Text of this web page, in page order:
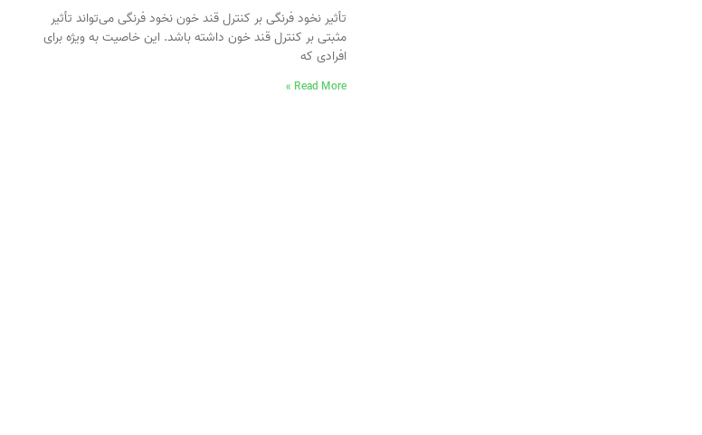
تأثیر نخود فرنگی بر کنترل قند خون نخود فرنگی می‌تواند تأثیر
مثبتی بر کنترل قند خون داشته باشد. این خاصیت به ویژه برای
افرادی که
Read More »